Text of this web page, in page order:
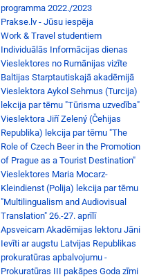
programma 2022./2023
Prakse.lv - Jūsu iespēja
Work & Travel studentiem
Individuālās Informācijas dienas
Vieslektores no Rumānijas vizīte
Baltijas Starptautiskajā akadēmijā
Vieslektora Aykol Sehmus (Turcija)
lekcija par tēmu "Tūrisma uzvedība"
Vieslektora Jiří Zelený (Čehijas
Republika) lekcija par tēmu "The
Role of Czech Beer in the Promotion
of Prague as a Tourist Destination"
Vieslektores Maria Mocarz-
Kleindienst (Polija) lekcija par tēmu
"Multilingualism and Audiovisual
Translation" 26.-27. aprīlī
Apsveicam Akadēmijas lektoru Jāni
Ievīti ar augstu Latvijas Republikas
prokuratūras apbalvojumu -
Prokuratūras III pakāpes Goda zīmi